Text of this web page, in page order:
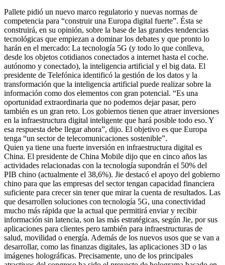
Pallete pidió un nuevo marco regulatorio y nuevas normas de
competencia para “construir una Europa digital fuerte”. Ésta se
construirá, en su opinión, sobre la base de las grandes tendencias
tecnológicas que empiezan a dominar los debates y que pronto lo
harán en el mercado: La tecnología 5G (y todo lo que conlleva,
desde los objetos cotidianos conectados a internet hasta el coche.
autónomo y conectado), la inteligencia artificial y el big data. El
presidente de Telefónica identificó la gestión de los datos y la
transformación que la inteligencia artificial puede realizar sobre la
información como dos elementos con gran potencial. “Es una
oportunidad extraordinaria que no podemos dejar pasar, pero
también es un gran reto. Los gobiernos tienen que atraer inversiones
en la infraestructura digital inteligente que hará posible todo eso. Y
esa respuesta debe llegar ahora”, dijo. El objetivo es que Europa
tenga “un sector de telecomunicaciones sostenible”.
Quien ya tiene una fuerte inversión en infraestructura digital es
China. El presidente de China Mobile dijo que en cinco años las
actividades relacionadas con la tecnología supondrán el 50% del
PIB chino (actualmente el 38,6%). Jie destacó el apoyo del gobierno
chino para que las empresas del sector tengan capacidad financiera
suficiente para crecer sin tener que mirar la cuenta de resultados. Las
que desarrollen soluciones con tecnología 5G, una conectividad
mucho más rápida que la actual que permitirá enviar y recibir
información sin latencia, son las más estratégicas, según Jie, por sus
aplicaciones para clientes pero también para infraestructuras de
salud, movilidad o energía. Además de los nuevos usos que se van a
desarrollar, como las finanzas digitales, las aplicaciones 3D o las
imágenes holográficas. Precisamente, uno de los principales